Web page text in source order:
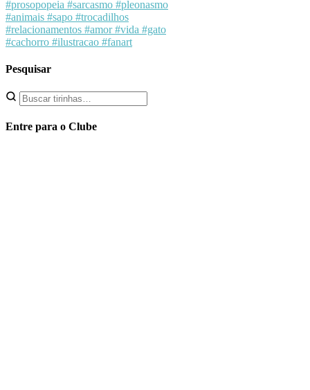
#prosopopeia #sarcasmo #pleonasmo
#animais #sapo #trocadilhos
#relacionamentos #amor#vida #gato
#cachorro #ilustracao #fanart
Pesquisar
Entre para o Clube